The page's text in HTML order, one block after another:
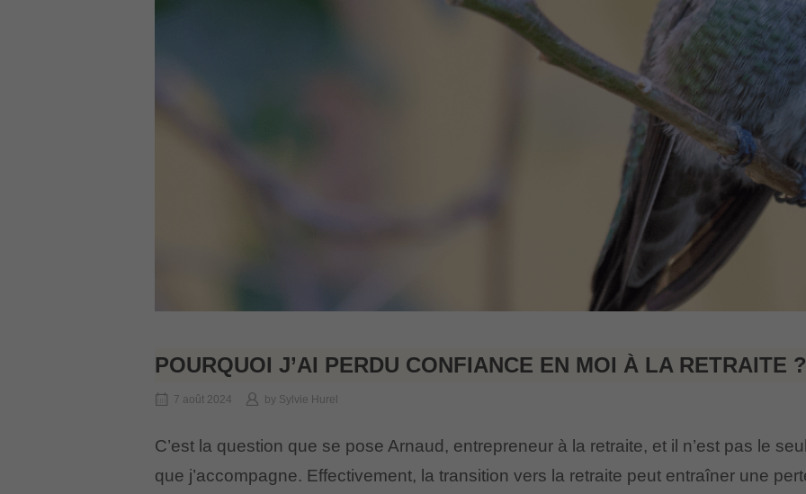
POURQUOI J’AI PERDU CONFIANCE EN MOI À LA RETRAITE ?
7 août 2024 by Sylvie Hurel
C’est la question que se pose Arnaud, entrepreneur à la retraite, et il n’est pas le
que j’accompagne. Effectivement, la transition vers la retraite peut entraîner une